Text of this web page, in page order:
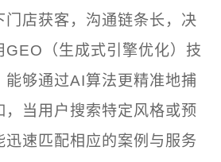
门店获客，沟通链条长，决
GEO（生成式引擎优化）技
能够通过AI算法更精准地捕
，当用户搜索特定风格或预
迅速匹配相应的案例与服务